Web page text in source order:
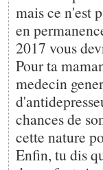
mais ce n'est
en
2017 vous
Pour ta
medecin
chances de
cette nature
Enfin, tu dis